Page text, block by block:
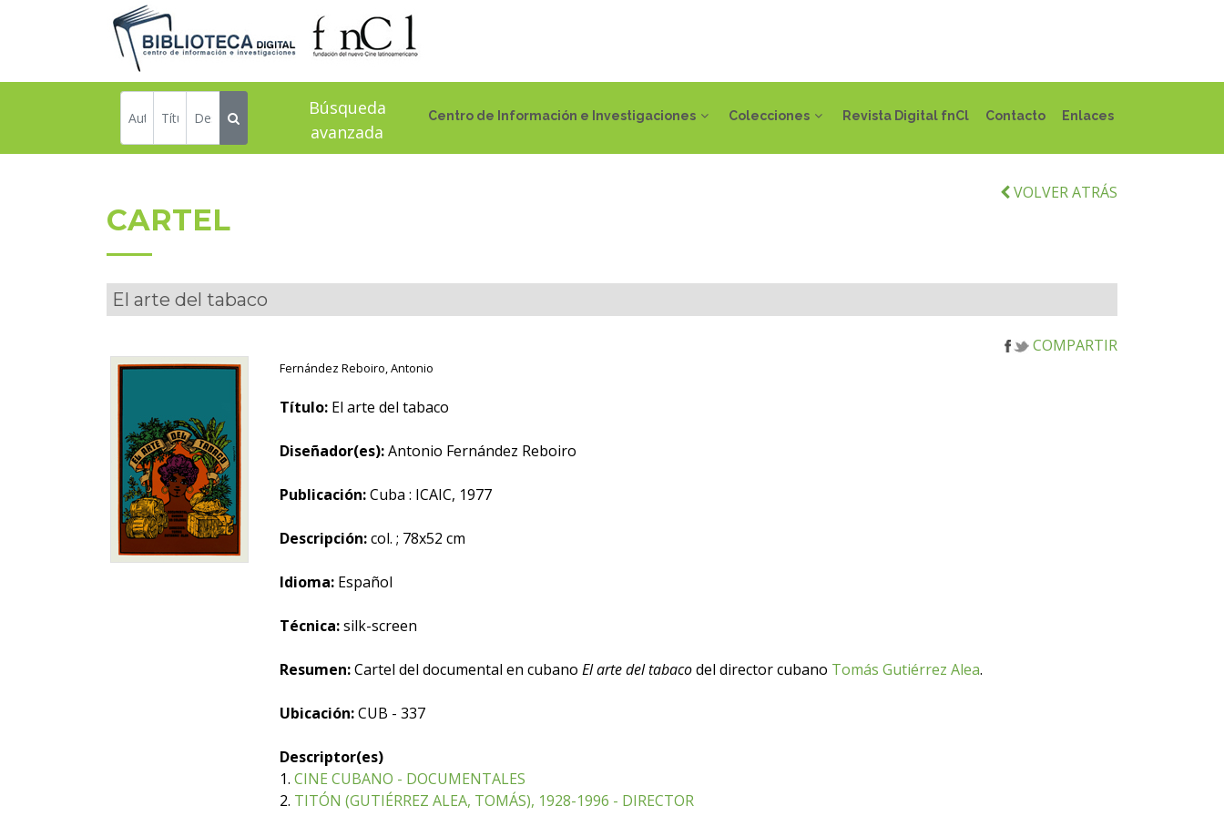
Centro de Información e Investigaciones Colecciones Revista Digital fnCl Contacto Enlaces
Búsqueda
avanzada
VOLVER ATRÁS
CARTEL
El arte del tabaco
COMPARTIR
Fernández Reboiro, Antonio
Título: El arte del tabaco
Diseñador(es):Antonio Fernández Reboiro
Publicación:Cuba : ICAIC, 1977
Descripción:col. ; 78x52 cm
Idioma: Español
Técnica:silk-screen
Resumen:Cartel del documental en cubano El arte del tabacodel director cubano Tomás Gutiérrez Alea.
Ubicación:CUB - 337
Descriptor(es)
1. CINE CUBANO - DOCUMENTALES
2. TITÓN (GUTIÉRREZ ALEA, TOMÁS), 1928-1996 - DIRECTOR